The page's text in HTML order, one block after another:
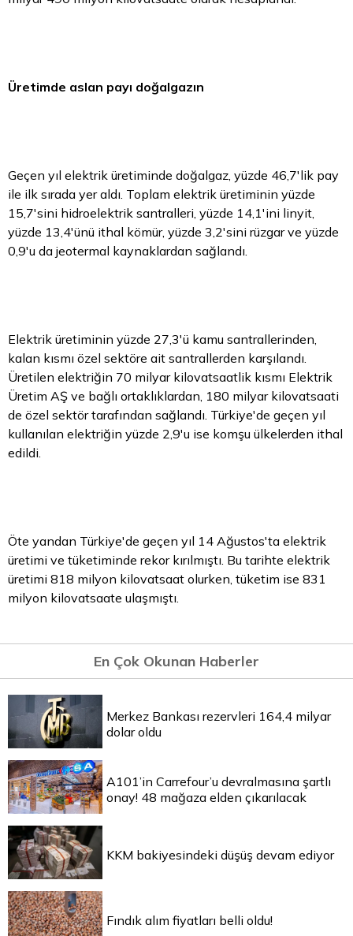
Üretimde aslan payı doğalgazın
Geçen yıl elektrik üretiminde doğalgaz, yüzde 46,7'lik pay
ile ilk sırada yer aldı. Toplam elektrik üretiminin yüzde
15,7'sini hidroelektrik santralleri, yüzde 14,1'ini linyit,
yüzde 13,4'ünü ithal kömür, yüzde 3,2'sini rüzgar ve yüzde
0,9'u da jeotermal kaynaklardan sağlandı.
Elektrik üretiminin yüzde 27,3'ü kamu santrallerinden,
kalan kısmı özel sektöre ait santrallerden karşılandı.
Üretilen elektriğin 70 milyar kilovatsaatlik kısmı Elektrik
Üretim AŞ ve bağlı ortaklıklardan, 180 milyar kilovatsaati
de özel sektör tarafından sağlandı. Türkiye'de geçen yıl
kullanılan elektriğin yüzde 2,9'u ise komşu ülkelerden ithal
edildi.
Öte yandan Türkiye'de geçen yıl 14 Ağustos'ta elektrik
üretimi ve tüketiminde rekor kırılmıştı. Bu tarihte elektrik
üretimi 818 milyon kilovatsaat olurken, tüketim ise 831
milyon kilovatsaate ulaşmıştı.
En Çok Okunan Haberler
Merkez Bankası rezervleri 164,4 milyar
dolar oldu
A101’in Carrefour’u devralmasına şartlı
onay! 48 mağaza elden çıkarılacak
KKM bakiyesindeki düşüş devam ediyor
Fındık alım fiyatları belli oldu!